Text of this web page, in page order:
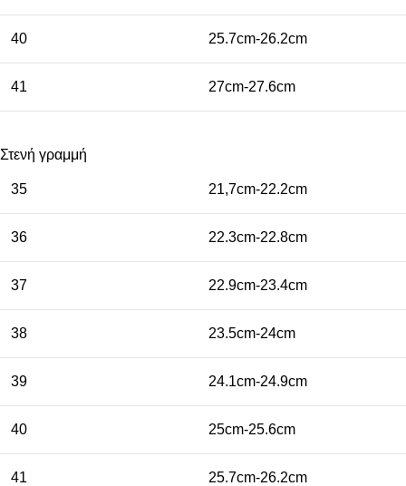
40 25.7cm-26.2cm
41 27cm-27.6cm
Στενή γραμμή
35 21,7cm-22.2cm
36 22.3cm-22.8cm
37 22.9cm-23.4cm
38 23.5cm-24cm
39 24.1cm-24.9cm
40 25cm-25.6cm
41 25.7cm-26.2cm